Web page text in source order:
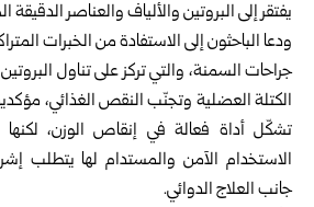
يفتقر إلى البروتين والألياف والعناصر
ودعا الباحثون إلى الاستفادة من الخبرات
جراحات السمنة، والتي تركز على تناول
الكتلة العضلية وتجنّب النقص الغذائي،
تشكّل أداة فعالة في إنقاص الوزن،
الاستخدام الآمن والمستدام لها يتطلب
جانب العلاج الدوائي.